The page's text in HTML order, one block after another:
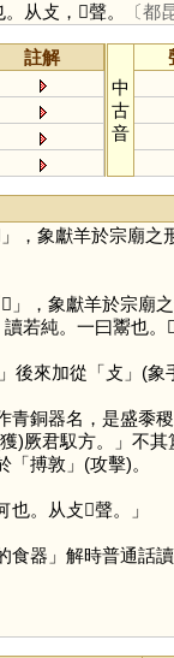
从攴，𦎧聲。 〔都
註解
中
古
音
」，象獻羊於宗廟
𦎫 」，象獻羊於宗廟
若純。一曰鬻也。𠆆
」後來加從「攴 」(
銅器名，是盛黍稷
)厥君馭方。」不
搏敦」(攻擊)。
。从攴𦎫聲。」
食器」解時普通話